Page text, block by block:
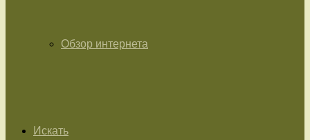
Обзор интернета
Искать